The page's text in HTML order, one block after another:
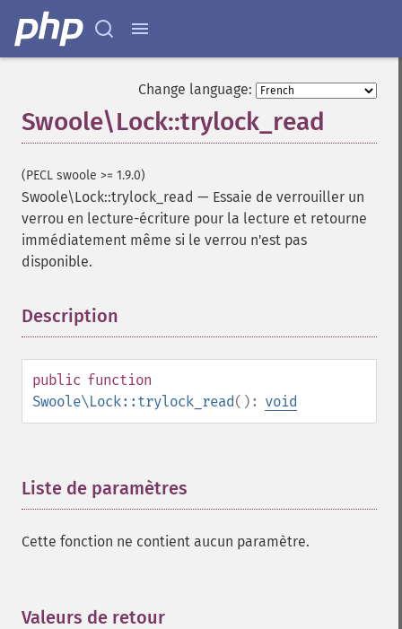
Change language:
Swoole\Lock::trylock_read
(PECL swoole >= 1.9.0)
Swoole\Lock::trylock_read — Essaie de verrouiller un
verrou en lecture-écriture pour la lecture et retourne
immédiatement même si le verrou n'est pas
disponible.
Description
public function
Swoole\Lock::trylock_read(): void
Liste de paramètres
Cette fonction ne contient aucun paramètre.
Valeurs de retour